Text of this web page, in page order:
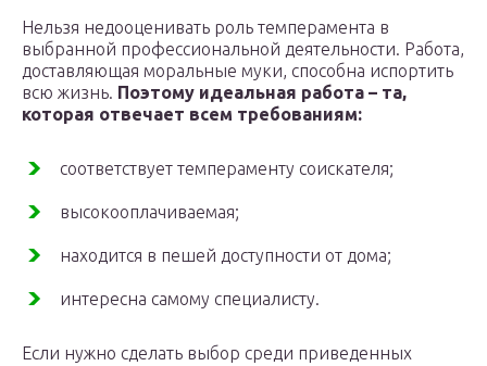
Нельзя недооценивать роль темперамента в
выбранной профессиональной деятельности. Работа,
доставляющая моральные муки, способна испортить
всю жизнь. Поэтому идеальная работа – та,
которая отвечает всем требованиям:
соответствует темпераменту соискателя;
высокооплачиваемая;
находится в пешей доступности от дома;
интересна самому специалисту.
Если нужно сделать выбор среди приведенных